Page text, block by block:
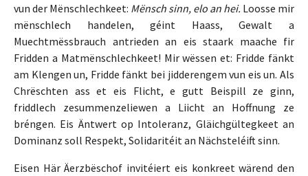
vun der Mënschlechkeet: Mënsch sinn, elo an hei. Loosse mir
mënschlech handelen, géint Haass, Gewalt a
Muechtmëssbrauch antrieden an eis staark maache fir
Fridden a Matmënschlechkeet! Mir wëssen et: Fridde fänkt
am Klengen un, Fridde fänkt bei jidderengem vun eis un. Als
Chrëschten ass et eis Flicht, e gutt Beispill ze ginn,
friddlech zesummenzeliewen a Liicht an Hoffnung ze
bréngen. Eis Äntwert op Intoleranz, Gläichgültegkeet an
Dominanz soll Respekt, Solidaritéit an Nächsteléift sinn.
Eisen Här Äerzbëschof invitéiert eis konkreet wärend den